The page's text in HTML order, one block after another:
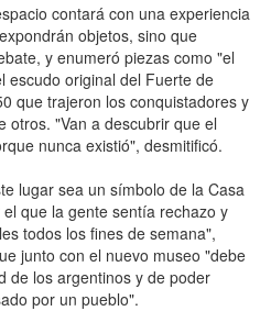
contará con una experiencia
objetos, sino que
y enumeró piezas como "el
escudo original del Fuerte de
que trajeron los conquistadores y
otros. "Van a descubrir que el
nunca existió", desmitificó.
lugar sea un símbolo de la Casa
que la gente sentía rechazo y
todos los fines de semana",
junto con el nuevo museo "debe
de los argentinos y de poder
por un pueblo".